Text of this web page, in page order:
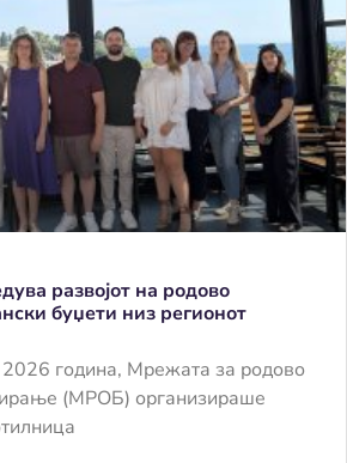
развојот на родово
буџети низ регионот
година, Мрежата за родово
(МРОБ) организираше